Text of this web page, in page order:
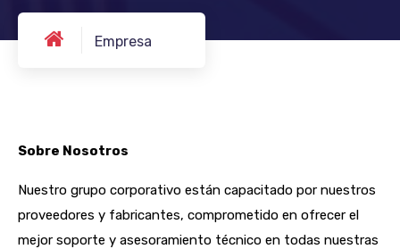
Empresa
Sobre Nosotros
Nuestro grupo corporativo están capacitado por nuestros
proveedores y fabricantes, comprometido en ofrecer el
mejor soporte y asesoramiento técnico en todas nuestras